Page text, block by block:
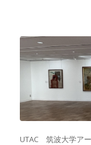
UTAC 筑波大学ア